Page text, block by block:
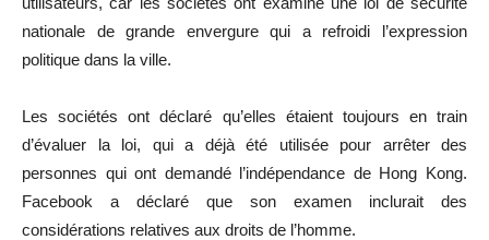
nationale de grande envergure qui a refroidi l’expression
politique dans la ville.
Les sociétés ont déclaré qu’elles étaient toujours en train
d’évaluer la loi, qui a déjà été utilisée pour arrêter des
personnes qui ont demandé l’indépendance de Hong Kong.
Facebook a déclaré que son examen inclurait des
considérations relatives aux droits de l’homme.